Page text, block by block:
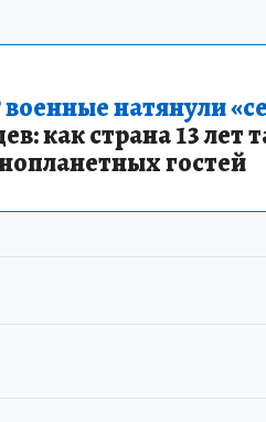
натянули
как страна 13 лет
гостей